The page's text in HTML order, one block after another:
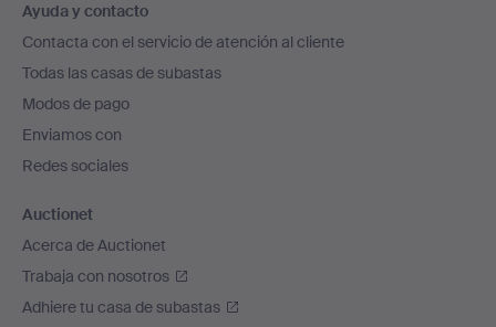
en
el
pie
de
página
Ayuda y contacto
Contacta con el servicio de atención al cliente
Todas las casas de subastas
Modos de pago
Enviamos con
Redes sociales
Auctionet
Acerca de Auctionet
Trabaja con nosotros
Adhiere tu casa de subastas